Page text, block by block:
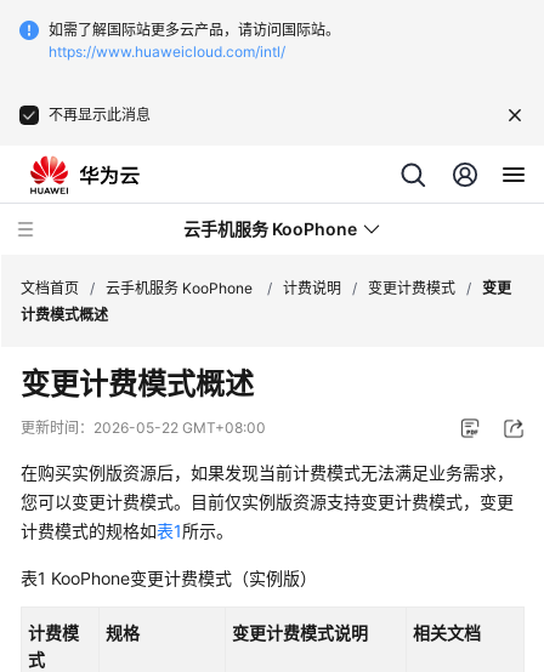
如需了解国际站更多云产品，请访问国际站。
https://www.huaweicloud.com/intl/
不再显示此消息
云手机服务 KooPhone
新
动
产
品
绍
计
费
文档首页 / 云手机服务 KooPhone / 计费说明 / 变更计费模式 / 变更
计费模式概述
变更计费模式概述
更新时间： 2026-05-22 GMT+08:00
在购买实例版资源后，如果发现当前计费模式无法满足业务需求，
您可以变更计费模式。
目前仅实例版资源支持变更计费模式， 变更
计费模式的规格如表1所示。
表1 KooPhone变更计费模式 （实例版）
计费模
式
规格 变更计费模式说明 相关文档